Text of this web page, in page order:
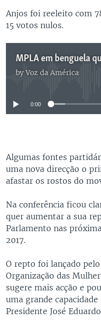
Anjos foi reeleito com
15 votos nulos.
byVoz da América
No media
0:00
Algumas fontes
uma nova direcção o
afastar os rostos do
Na conferência ficou
quer aumentar a sua
Parlamento nas
2017.
O repto foi lançado
Organização das
sugere mais acção e
uma grande
Presidente José